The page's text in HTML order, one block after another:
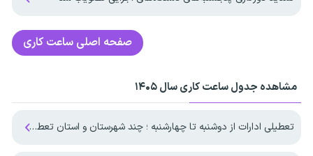
صفحه اصلی ساعت کاری
مشاهده جدول ساعت کاری سال ۱۴۰۵
تعطیلی ادارات از دوشنبه تا چهارشنبه ؛ چند شهرستان و استان تعطیل شد